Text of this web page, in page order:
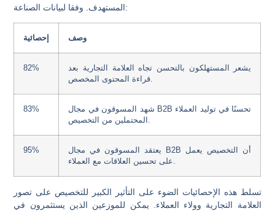
المستهدف. وفقا لبيانات الصناعة:
إحصائية وصف
82%
يشعر المستهلكون بالتحسن تجاه العلامة التجارية بعد
قراءة المحتوى المخصص.
83%
شهد المسوقون في مجال B2B تحسنًا في توليد العملاء
المحتملين من التخصيص.
95%
يعتقد المسوقون في مجال B2B أن التخصيص يعمل
على تحسين العلاقات مع العملاء.
تسلط هذه الإحصائيات الضوء على التأثير الكبير للتخصيص على تصور
العلامة التجارية وولاء العملاء. يمكن للموزعين الذين يستثمرون في